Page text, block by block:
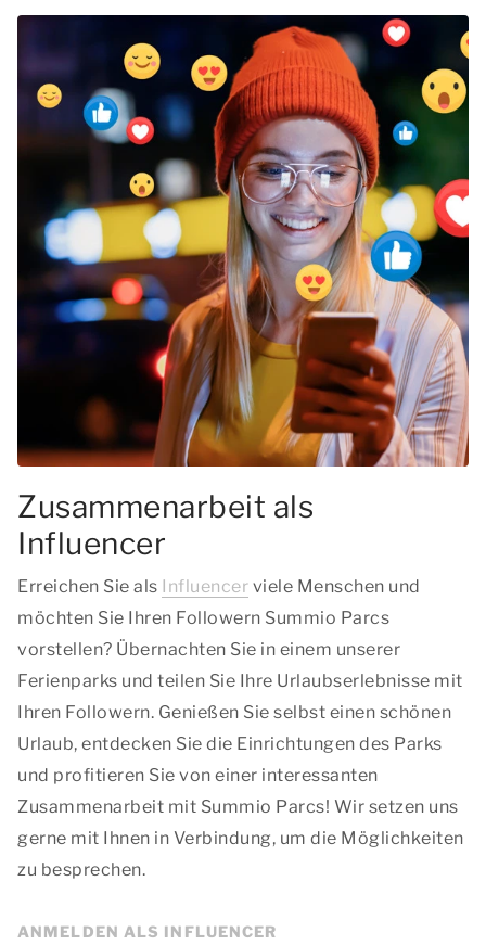
Zusammenarbeit als
Influencer
Erreichen Sie als Influencer viele Menschen und
möchten Sie Ihren Followern Summio Parcs
vorstellen? Übernachten Sie in einem unserer
Ferienparks und teilen Sie Ihre Urlaubserlebnisse mit
Ihren Followern. Genießen Sie selbst einen schönen
Urlaub, entdecken Sie die Einrichtungen des Parks
und profitieren Sie von einer interessanten
Zusammenarbeit mit Summio Parcs! Wir setzen uns
gerne mit Ihnen in Verbindung, um die Möglichkeiten
zu besprechen.
ANMELDEN ALS INFLUENCER